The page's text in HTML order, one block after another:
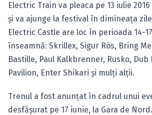
Electric Train va pleaca pe 13 iulie
şi va ajunge la festival în dimineaţa
Electric Castle are loc în perioada 14-
înseamnă: Skrillex, Sigur Rós, Bring
Bastille, Paul Kalkbrenner, Rusko, Dub
Pavilion, Enter Shikari şi mulţi alţii.
Trenul a fost anunţat în cadrul unui
desfăşurat pe 17 iunie, la Gara de